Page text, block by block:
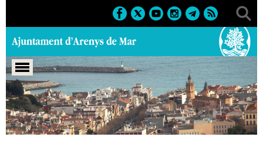
Portada > Agenda > 21-04-
2022 > Marcs > Culturals > 2022 > Exposicions